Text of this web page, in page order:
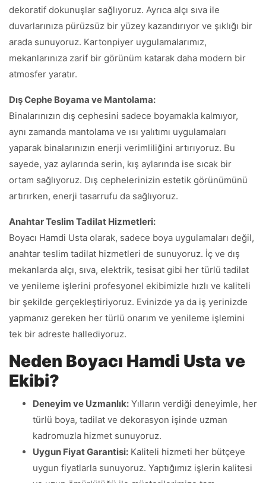
dekoratif dokunuşlar sağlıyoruz. Ayrıca alçı sıva ile
duvarlarınıza pürüzsüz bir yüzey kazandırıyor ve şıklığı bir
arada sunuyoruz. Kartonpiyer uygulamalarımız,
mekanlarınıza zarif bir görünüm katarak daha modern bir
atmosfer yaratır.
Dış Cephe Boyama ve Mantolama:
Binalarınızın dış cephesini sadece boyamakla kalmıyor,
aynı zamanda mantolama ve ısı yalıtımı uygulamaları
yaparak binalarınızın enerji verimliliğini artırıyoruz. Bu
sayede, yaz aylarında serin, kış aylarında ise sıcak bir
ortam sağlıyoruz. Dış cephelerinizin estetik görünümünü
artırırken, enerji tasarrufu da sağlıyoruz.
Anahtar Teslim Tadilat Hizmetleri:
Boyacı Hamdi Usta olarak, sadece boya uygulamaları değil,
anahtar teslim tadilat hizmetleri de sunuyoruz. İç ve dış
mekanlarda alçı, sıva, elektrik, tesisat gibi her türlü tadilat
ve yenileme işlerini profesyonel ekibimizle hızlı ve kaliteli
bir şekilde gerçekleştiriyoruz. Evinizde ya da iş yerinizde
yapmanız gereken her türlü onarım ve yenileme işlemini
tek bir adreste hallediyoruz.
Neden Boyacı Hamdi Usta ve
Ekibi?
Deneyim ve Uzmanlık: Yılların verdiği deneyimle, her
türlü boya, tadilat ve dekorasyon işinde uzman
kadromuzla hizmet sunuyoruz.
Uygun Fiyat Garantisi: Kaliteli hizmeti her bütçeye
uygun fiyatlarla sunuyoruz. Yaptığımız işlerin kalitesi